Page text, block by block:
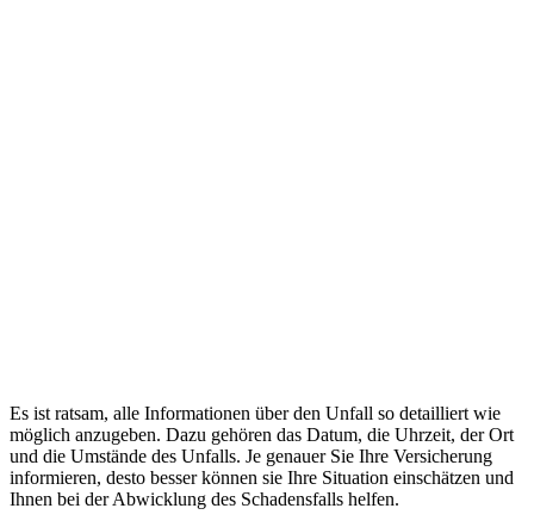
Es ist ratsam, alle Informationen über den Unfall so detailliert wie
möglich anzugeben. Dazu gehören das Datum, die Uhrzeit, der Ort
und die Umstände des Unfalls. Je genauer Sie Ihre Versicherung
informieren, desto besser können sie Ihre Situation einschätzen und
Ihnen bei der Abwicklung des Schadensfalls helfen.